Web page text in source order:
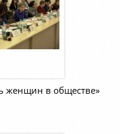
женщин в обществе»